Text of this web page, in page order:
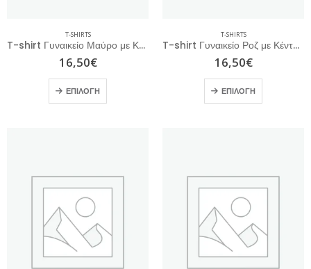
T-SHIRTS
T-shirt Γυναικείο Μαύρο με Κέντημα
16,50€
ΕΠΙΛΟΓΉ
T-SHIRTS
T-shirt Γυναικείο Ροζ με Κέντημα
16,50€
ΕΠΙΛΟΓΉ